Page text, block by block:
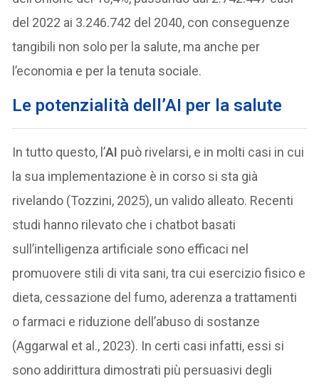
del 2022 ai 3.246.742 del 2040, con conseguenze
tangibili non solo per la salute, ma anche per
l’economia e per la tenuta sociale.
Le potenzialità dell’AI per la salute
In tutto questo, l’AI può rivelarsi, e in molti casi in cui
la sua implementazione è in corso si sta già
rivelando (Tozzini, 2025), un valido alleato. Recenti
studi hanno rilevato che i chatbot basati
sull’intelligenza artificiale sono efficaci nel
promuovere stili di vita sani, tra cui esercizio fisico e
dieta, cessazione del fumo, aderenza a trattamenti
o farmaci e riduzione dell’abuso di sostanze
(Aggarwal et al., 2023). In certi casi infatti, essi si
sono addirittura dimostrati più persuasivi degli